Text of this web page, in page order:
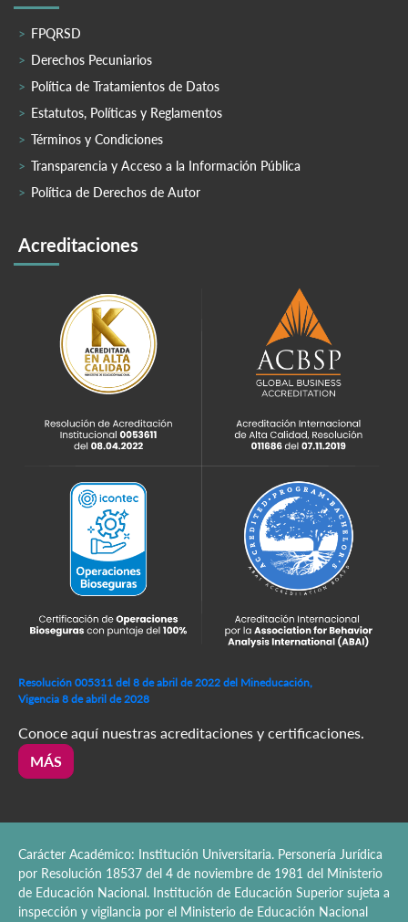
FPQRSD
Derechos Pecuniarios
Política de Tratamientos de Datos
Estatutos, Políticas y Reglamentos
Términos y Condiciones
Transparencia y Acceso a la Información Pública
Política de Derechos de Autor
Acreditaciones
Resolución 005311 del 8 de abril de 2022 del Mineducación,
Vigencia 8 de abril de 2028
Conoce aquí nuestras acreditaciones y certificaciones.
MÁS
Carácter Académico: Institución Universitaria. Personería Jurídica
por Resolución 18537 del 4 de noviembre de 1981 del Ministerio
de Educación Nacional. Institución de Educación Superior sujeta a
inspección y vigilancia por el Ministerio de Educación Nacional